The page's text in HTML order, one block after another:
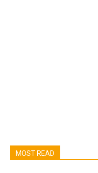
MOST READ